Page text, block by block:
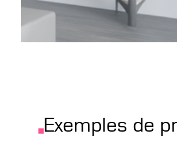
Exemples de